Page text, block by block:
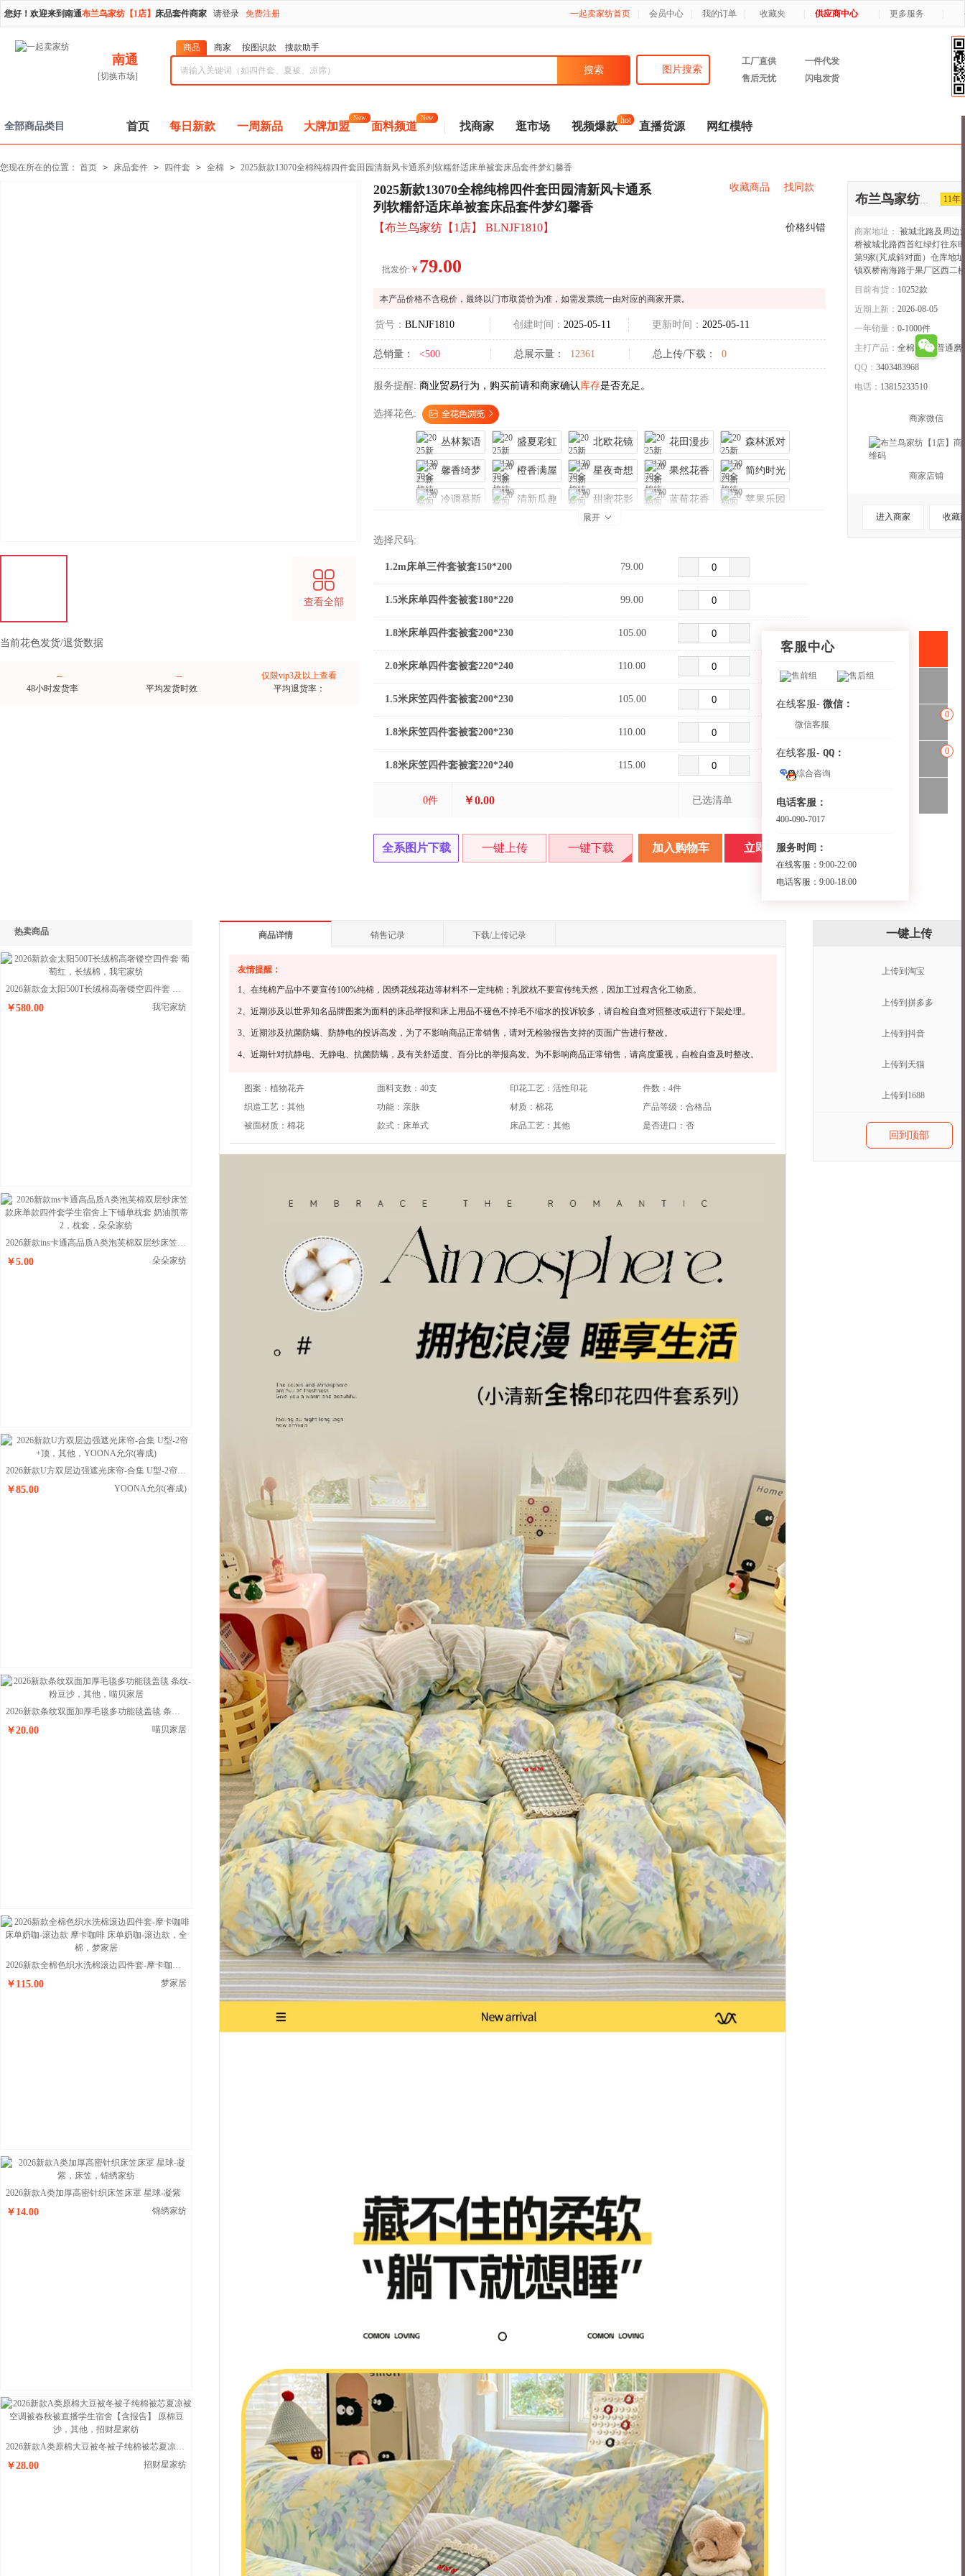
您好！欢迎来到南通布兰鸟家纺【1店】 床品套件商家 请登录 免费注册 一起卖家纺首页 会员中心 我的订单 收藏夹 供应商中心 更多服务
南通
[切换市场]
商品 商家 按图识款 搜款助手
图片搜索
工厂直供
一件代发
售后无忧
闪电发货
全部商品类目 首页 每日新款 一周新品 大牌加盟
New
面料频道
New
找商家 逛市场 视频爆款 hot 直播货源 网红模特
您现在所在的位置： 首页 > 床品套件 > 四件套 > 全棉 > 2025新款13070全棉纯棉四件套田园清新风卡通系列软糯舒适床单被套床品套件梦幻馨香
查看全部
当前花色发货/退货数据
--
48小时发货率
--
平均发货时效
仅限vip3及以上查看
平均退货率：
2025新款13070全棉纯棉四件套田园清新风卡通系
列软糯舒适床单被套床品套件梦幻馨香
收藏商品 找同款
【布兰鸟家纺【1店】 BLNJF1810】 价格纠错
批发价: ￥ 79.00
本产品价格不含税价，最终以门市取货价为准，如需发票统一由对应的商家开票。
货号： BLNJF1810 创建时间： 2025-05-11 更新时间： 2025-05-11
总销量： <500 总展示量： 12361 总上传/下载： 0
服务提醒: 商业贸易行为，购买前请和商家确认 库存是否充足。
选择花色:
丛林絮语 盛夏彩虹 北欧花镜 花田漫步 森林派对
馨香绮梦 橙香满屋 星夜奇想 果然花香 简约时光
冷调慕斯 清新瓜趣 甜蜜花影 蓝莓花香 苹果乐园
展开 
选择尺码:
1.2m床单三件套被套150*200 79.00
1.5米床单四件套被套180*220 99.00
1.8米床单四件套被套200*230 105.00
2.0米床单四件套被套220*240 110.00
1.5米床笠四件套被套200*230 105.00
1.8米床笠四件套被套200*230 110.00
1.8米床笠四件套被套220*240 115.00
0件 ￥0.00 已选清单
全系图片下载 一键上传 一键下载 加入购物车 立即购买
布兰鸟家纺【1店】 11年
商家地址： 被城北路及周边
桥被城北路西首红绿灯往东
第9家(芃成斜对面）仓库地
镇双桥南海路于果厂区西二
目前有货： 10252款
近期上新： 2026-08-05
一年销量： 0-1000件
主打产品： 全棉,其他,普通磨
QQ： 3403483968
电话： 13815233510
商家微信
商家店铺
进入商家 收藏
热卖商品
2026新款金太阳500T长绒棉高奢镂空四件套 葡萄红
￥580.00 我宅家纺
2026新款ins卡通高品质A类泡芙棉双层纱床笠款床单款四件套学生宿舍上下铺单枕套 奶油凯蒂2
￥5.00 朵朵家纺
2026新款U方双层边强遮光床帘-合集 U型-2帘+顶
￥85.00 YOONA允尔(睿成)
2026新款条纹双面加厚毛毯多功能毯盖毯 条纹-粉豆沙
￥20.00 喵贝家居
2026新款全棉色织水洗棉滚边四件套-摩卡咖啡 床单奶咖-滚边款 摩卡咖啡 床单奶咖-滚边款
￥115.00 梦家居
2026新款A类加厚高密针织床笠床罩 星球-凝紫
￥14.00 锦绣家纺
2026新款A类原棉大豆被冬被子纯棉被芯夏凉被空调被春秋被直播学生宿舍【含报告】 原棉豆沙
￥28.00 招财星家纺
商品详情 销售记录 下载/上传记录
友情提醒：
1、在纯棉产品中不要宣传100%纯棉，因绣花线花边等材料不一定纯棉；乳胶枕不要宣传纯天然，因加工过程含化工物质。
2、近期涉及以世界知名品牌图案为面料的床品举报和床上用品不褪色不掉毛不缩水的投诉较多，请自检自查对照整改或进行下架处理。
3、近期涉及抗菌防螨、防静电的投诉高发，为了不影响商品正常销售，请对无检验报告支持的页面广告进行整改。
4、近期针对抗静电、无静电、抗菌防螨，及有关舒适度、百分比的举报高发。为不影响商品正常销售，请高度重视，自检自查及时整改。
图案： 植物花卉 面料支数： 40支 印花工艺： 活性印花 件数： 4件
织造工艺： 其他 功能： 亲肤 材质： 棉花 产品等级： 合格品
被面材质： 棉花 款式： 床单式 床品工艺： 其他 是否进口： 否
一键上传
上传到淘宝
上传到拼多多
上传到抖音
上传到天猫
上传到1688
回到顶部
客服中心
售前组 售后组
在线客服- 微信：
微信客服
在线客服- QQ：
综合咨询
电话客服：
400-090-7017
服务时间：
在线客服：9:00-22:00
电话客服：9:00-18:00
收起>>
0
0